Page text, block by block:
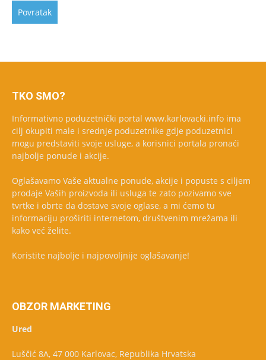
TKO SMO?
Informativno poduzetnički portal www.karlovacki.info ima
cilj okupiti male i srednje poduzetnike gdje poduzetnici
mogu predstaviti svoje usluge, a korisnici portala pronaći
najbolje ponude i akcije.
Oglašavamo Vaše aktualne ponude, akcije i popuste s ciljem
prodaje Vaših proizvoda ili usluga te zato pozivamo sve
tvrtke i obrte da dostave svoje oglase, a mi ćemo tu
informaciju proširiti internetom, društvenim mrežama ili
kako već želite.
Koristite najbolje i najpovoljnije oglašavanje!
OBZOR MARKETING
Ured
Luščić 8A, 47 000 Karlovac, Republika Hrvatska